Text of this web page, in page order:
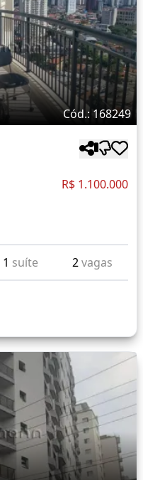
Cód.: 168249
R$ 1.100.000
1 suíte 2vagas